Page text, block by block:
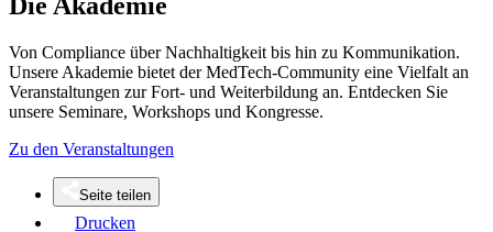
Die Akademie
Von Compliance über Nachhaltigkeit bis hin zu Kommunikation.
Unsere Akademie bietet der MedTech-Community eine Vielfalt an
Veranstaltungen zur Fort- und Weiterbildung an. Entdecken Sie
unsere Seminare, Workshops und Kongresse.
Zu den Veranstaltungen
Seite teilen
Drucken